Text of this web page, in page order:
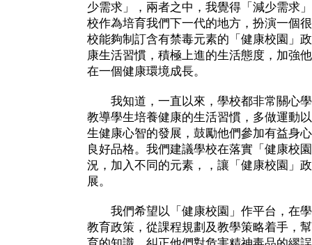
少需求」，兩者之中，我覺得「減少需求
校作為培育我們下一代的地方，扮演一個
校能夠制訂含有禁毒元素的「健康校園」
康生活習慣，積極上進的生活態度，加強
在一個健康環境成長。
我知道，一直以來，學校都非常關心學
教導學生培養健康的生活習慣，多做運動
生健康心智的發展，鼓勵他們參加有益身
良好品格。我們建議學校在落實「健康校
況，加入不同的元素，，讓「健康校園」
展。
我們希望以「健康校園」作平台，在學
教育政策，從課程規劃及教學策略着手，